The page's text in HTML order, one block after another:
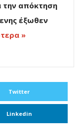
την απόκτηση
έξωθεν
»
Twitter
Linkedin